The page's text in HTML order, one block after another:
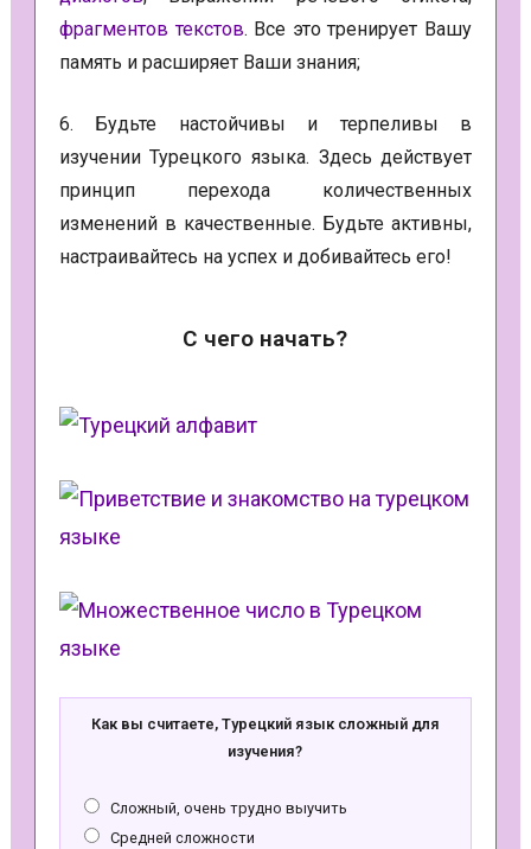
фрагментов текстов. Все это тренирует Вашу
память и расширяет Ваши знания;
6. Будьте настойчивы и терпеливы в
изучении Турецкого языка. Здесь действует
принцип перехода количественных
изменений в качественные. Будьте активны,
настраивайтесь на успех и добивайтесь его!
С чего начать?
Как вы считаете, Турецкий язык сложный для
изучения?
Сложный, очень трудно выучить
Средней сложности